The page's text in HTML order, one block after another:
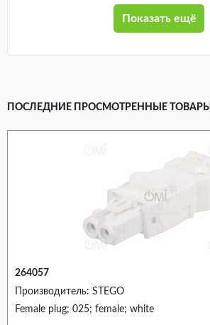
Показать ещё
ПОСЛЕДНИЕ ПРОСМОТРЕННЫЕ ТОВАРЫ
264057
Производитель: STEGO
Female plug; 025; female; white